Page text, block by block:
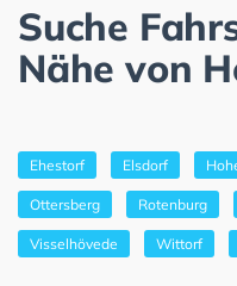
Suche
Nähe von
Ehestorf Elsdorf
Ottersberg Rotenburg
Visselhövede Wittorf